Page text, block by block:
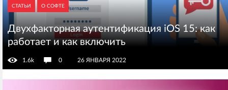
СТАТЬИ О СОФТЕ
Двухфакторная аутентификация iOS 15: как
работает и как включить
1.6k 0 26 ЯНВАРЯ 2022